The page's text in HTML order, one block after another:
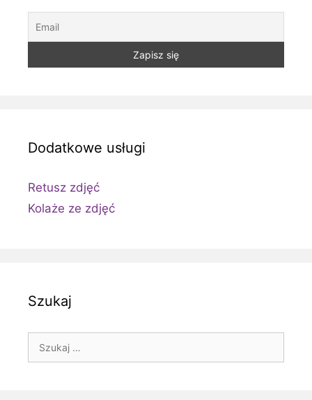
Dodatkowe usługi
Retusz zdjęć
Kolaże ze zdjęć
Szukaj